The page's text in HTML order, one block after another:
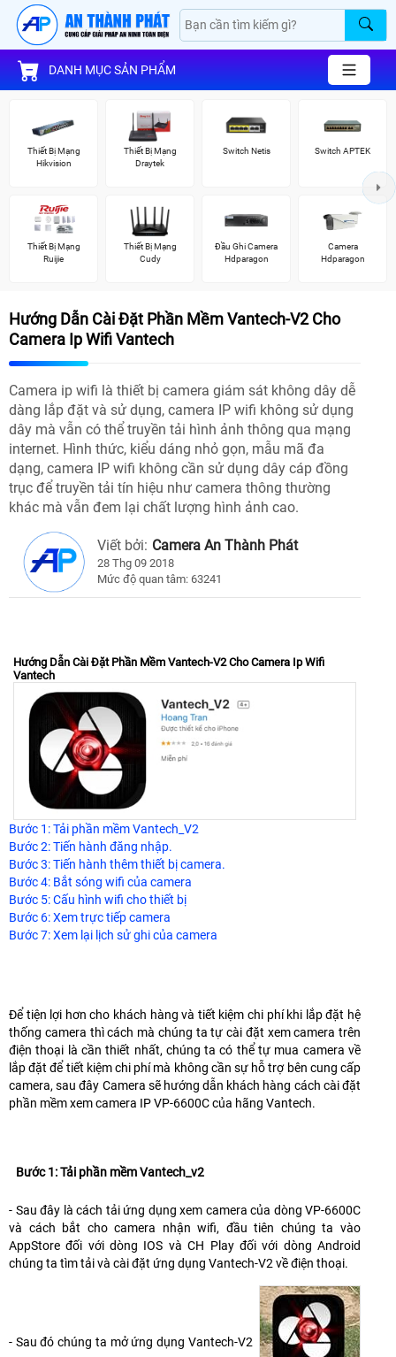
DANH MỤC SẢN PHẨM
Thiết Bị Mạng
Hikvision
Thiết Bị Mạng
Draytek
Switch Netis Switch APTEK
Thiết Bị Mạng
Ruijie
Thiết Bị Mạng
Cudy
Đầu Ghi Camera
Hdparagon
Camera
Hdparagon
Hướng Dẫn Cài Đặt Phần Mềm Vantech-V2 Cho
Camera Ip Wifi Vantech
Camera ip wifi là thiết bị camera giám sát không dây dễ
dàng lắp đặt và sử dụng, camera IP wifi không sử dụng
dây mà vẫn có thể truyền tải hình ảnh thông qua mạng
internet. Hình thức, kiểu dáng nhỏ gọn, mẫu mã đa
dạng, camera IP wifi không cần sử dụng dây cáp đồng
trục để truyền tải tín hiệu như camera thông thường
khác mà vẫn đem lại chất lượng hình ảnh cao.
Viết bởi: Camera An Thành Phát
28 Thg 09 2018
Mức độ quan tâm: 63241
Hướng Dẫn Cài Đặt Phần Mềm Vantech-V2 Cho Camera Ip Wifi
Vantech
Bước 1: Tải phần mềm Vantech_V2
Bước 2: Tiến hành đăng nhập.
Bước 3: Tiến hành thêm thiết bị camera.
Bước 4: Bắt sóng wifi của camera
Bước 5: Cấu hình wifi cho thiết bị
Bước 6: Xem trực tiếp camera
Bước 7: Xem lại lịch sử ghi của camera
Để tiện lợi hơn cho khách hàng và tiết kiệm chi phí khi lắp đặt hệ
thống camera thì cách mà chúng ta tự cài đặt xem camera trên
điện thoại là cần thiết nhất, chúng ta có thể tự mua camera về
lắp đặt để tiết kiệm chi phí mà không cần sự hỗ trợ bên cung cấp
camera, sau đây Camera sẽ hướng dẫn khách hàng cách cài đặt
phần mềm xem camera IP VP-6600C của hãng Vantech.
Bước 1: Tải phần mềm Vantech_v2
- Sau đây là cách tải ứng dụng xem camera của dòng VP-6600C
và cách bắt cho camera nhận wifi, đầu tiên chúng ta vào
AppStore đối với dòng IOS và CH Play đối với dòng Android
chúng ta tìm tải và cài đặt ứng dụng Vantech-V2 về điện thoại.
- Sau đó chúng ta mở ứng dụng Vantech-V2